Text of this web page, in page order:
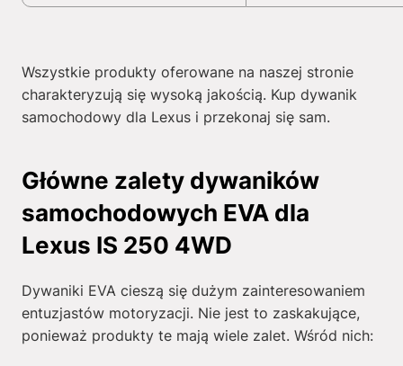
Wszystkie produkty oferowane na naszej stronie
charakteryzują się wysoką jakością. Kup dywanik
samochodowy dla Lexus i przekonaj się sam.
Główne zalety dywaników
samochodowych EVA dla
Lexus IS 250 4WD
Dywaniki EVA cieszą się dużym zainteresowaniem
entuzjastów motoryzacji. Nie jest to zaskakujące,
ponieważ produkty te mają wiele zalet. Wśród nich: